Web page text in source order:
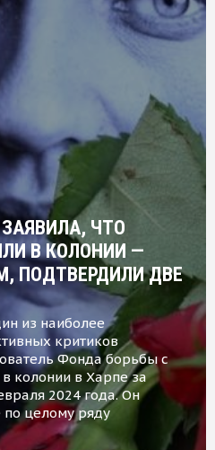
ЧТО
В КОЛОНИИ —
ПОДТВЕРДИЛИ ДВЕ
из наиболее
критиков
Фонда борьбы с
колонии в Харпе за
2024 года. Он
по целому ряду